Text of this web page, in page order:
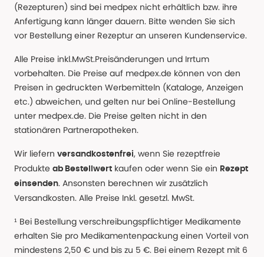
(Rezepturen) sind bei medpex nicht erhältlich bzw. ihre
Anfertigung kann länger dauern. Bitte wenden Sie sich
vor Bestellung einer Rezeptur an unseren Kundenservice.
Alle Preise inkl.MwSt.Preisänderungen und Irrtum
vorbehalten. Die Preise auf medpex.de können von den
Preisen in gedruckten Werbemitteln (Kataloge, Anzeigen
etc.) abweichen, und gelten nur bei Online-Bestellung
unter medpex.de. Die Preise gelten nicht in den
stationären Partnerapotheken.
Wir liefern versandkostenfrei, wenn Sie rezeptfreie
Produkte ab Bestellwert kaufen oder wenn Sie ein Rezept
einsenden. Ansonsten berechnen wir zusätzlich
Versandkosten. Alle Preise Inkl. gesetzl. MwSt.
¹ Bei Bestellung verschreibungspflichtiger Medikamente
erhalten Sie pro Medikamentenpackung einen Vorteil von
mindestens 2,50 € und bis zu 5 €. Bei einem Rezept mit 6